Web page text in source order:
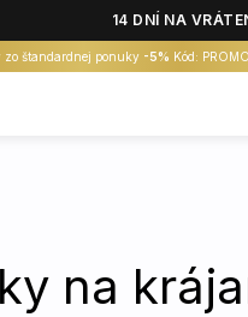
14 DNÍ NA
zo štandardnej ponuky -5% Kód:
na